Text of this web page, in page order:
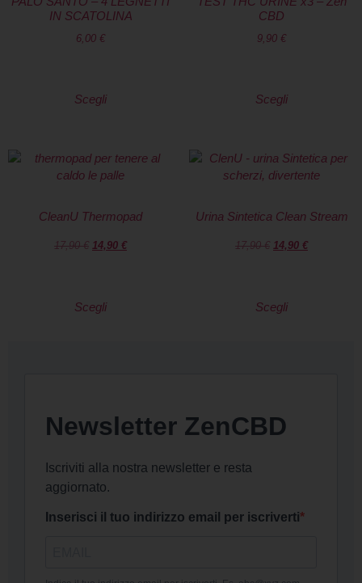
IN SCATOLINA
6,00 €
Scegli
CBD
9,90 €
Scegli
CleanU Thermopad
17,90€ 14,90 €
Scegli
Urina Sintetica Clean Stream
17,90€ 14,90 €
Scegli